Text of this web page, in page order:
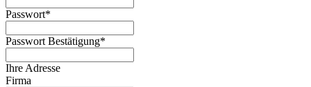
Passwort*
Passwort Bestätigung*
Ihre Adresse
Firma